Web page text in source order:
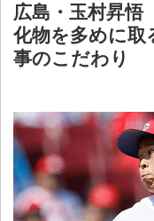
広島・玉村昇悟
化物を多めに取
事のこだわり